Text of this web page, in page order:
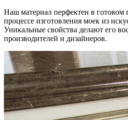
Наш материал перфектен в готовом
процессе изготовления моек из
Уникальные свойства делают его
производителей и дизайнеров.